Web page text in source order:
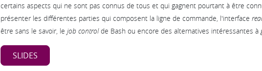
certains aspects qui ne sont pas connus de tous et qui gagnent pourtant à être
présenter les différentes parties qui composent la ligne de commande, l'interface
être sans le savoir, le job controlde Bash ou encore des alternatives intéressantes à
SLIDES